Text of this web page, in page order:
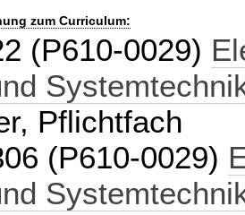
zum Curriculum:
(P610-0029)
Pflichtfach
(P610-0029)